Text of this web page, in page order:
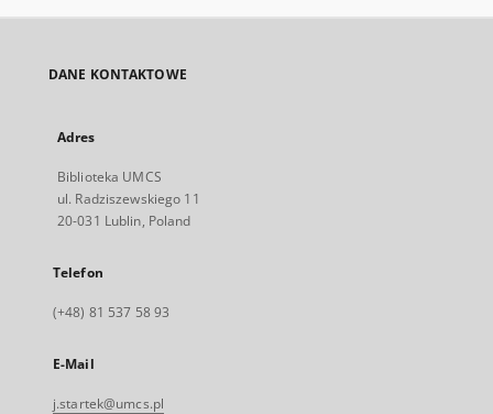
DANE KONTAKTOWE
Adres
Biblioteka UMCS
ul. Radziszewskiego 11
20-031 Lublin, Poland
Telefon
(+48) 81 537 58 93
E-Mail
j.startek@umcs.pl